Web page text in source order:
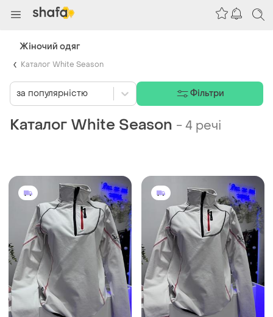
Каталог White Season
Каталог White Season -4 речі
за популярністю Фільтри
Жіночий одяг